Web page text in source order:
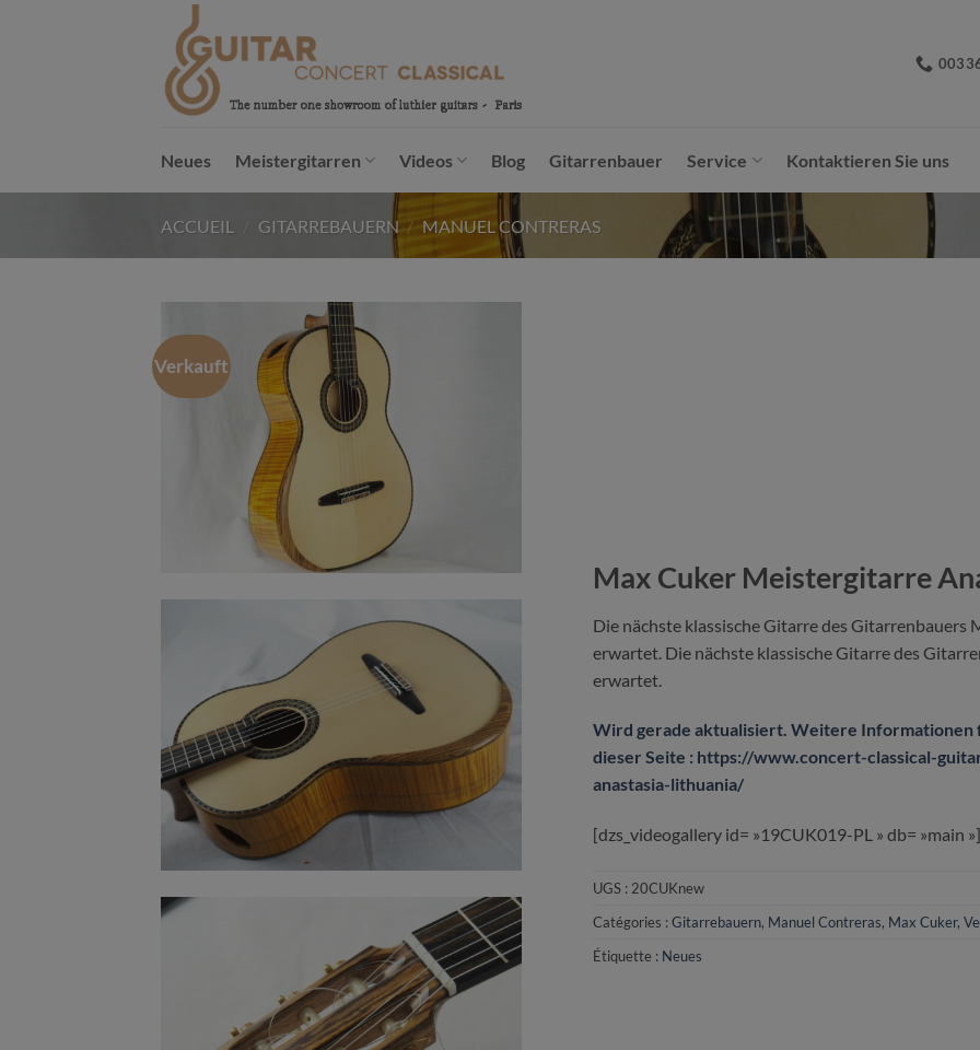
Neues Meistergitarren Videos Blog Gitarrenbauer Service Kontaktieren Sie uns
ACCUEIL GITARREBAUERN / MANUEL CONTRERAS
Verkauft
Max Cuker Meistergitarre
Die nächste klassische Gitarre des Gitarrenbauers
erwartet. Die nächste klassische Gitarre des
erwartet.
Wird gerade aktualisiert. Weitere Informationen
dieser Seite : https://www.concert-classical-
anastasia-lithuania/
[dzs_videogallery id= »19CUK019-PL » db= »main »]
UGS : 20CUKnew
Catégories :Gitarrebauern, Manuel Contreras, Max Cuker,
Étiquette : Neues